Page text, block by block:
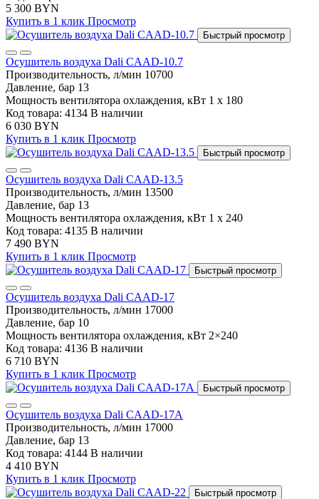
5 300 BYN
Купить в 1 клик Просмотр
Быстрый просмотр
Осушитель воздуха Dali CAAD-10.7
Производительность, л/мин 10700
Давление, бар 13
Мощность вентилятора охлаждения, кВт 1 x 180
Код товара: 4134 В наличии
6 030 BYN
Купить в 1 клик Просмотр
Быстрый просмотр
Осушитель воздуха Dali CAAD-13.5
Производительность, л/мин 13500
Давление, бар 13
Мощность вентилятора охлаждения, кВт 1 x 240
Код товара: 4135 В наличии
7 490 BYN
Купить в 1 клик Просмотр
Быстрый просмотр
Осушитель воздуха Dali CAAD-17
Производительность, л/мин 17000
Давление, бар 10
Мощность вентилятора охлаждения, кВт 2×240
Код товара: 4136 В наличии
6 710 BYN
Купить в 1 клик Просмотр
Быстрый просмотр
Осушитель воздуха Dali CAAD-17A
Производительность, л/мин 17000
Давление, бар 13
Код товара: 4144 В наличии
4 410 BYN
Купить в 1 клик Просмотр
Быстрый просмотр